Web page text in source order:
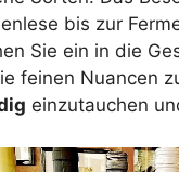
bis zur
Sie ein in die
feinen Nuancen
einzutauchen